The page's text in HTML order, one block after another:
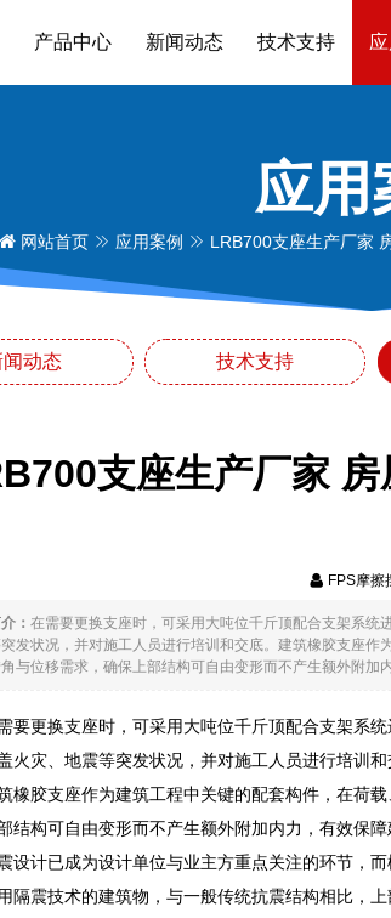
产品中心 新闻动态 技术支持
应用
网站首页 应用案例 LRB700支座生产厂家
闻动态 技术支持
支座生产厂家
FPS摩
： 在需要更换支座时，可采用大吨位千斤顶配合支架系统
发状况，并对施工人员进行培训和交底。建筑橡胶支座
与位移需求，确保上部结构可自由变形而不产生额外附加
要更换支座时，可采用大吨位千斤顶配合支架系
火灾、地震等突发状况，并对施工人员进行培训和
橡胶支座作为建筑工程中关键的配套构件，在荷
结构可自由变形而不产生额外附加内力，有效保
设计已成为设计单位与业主方重点关注的环节，
隔震技术的建筑物，与一般传统抗震结构相比，